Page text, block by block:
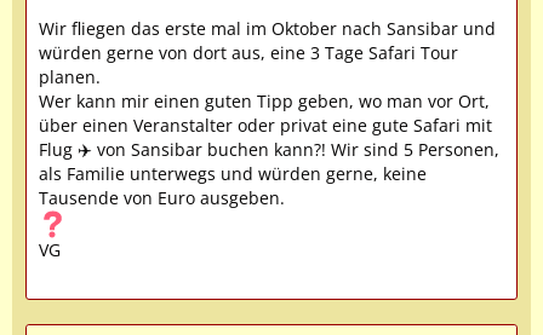
Wir fliegen das erste mal im Oktober nach Sansibar und
würden gerne von dort aus, eine 3 Tage Safari Tour
planen.
Wer kann mir einen guten Tipp geben, wo man vor Ort,
über einen Veranstalter oder privat eine gute Safari mit
Flug ✈️ von Sansibar buchen kann?! Wir sind 5 Personen,
als Familie unterwegs und würden gerne, keine
Tausende von Euro ausgeben.
VG